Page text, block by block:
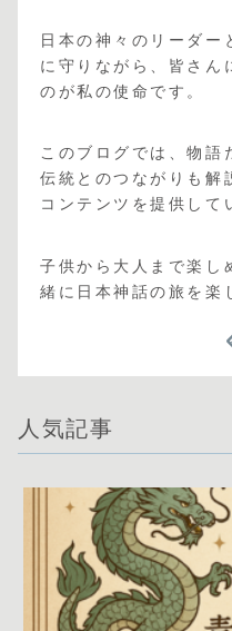
日本の神々のリーダー
に守りながら、皆さん
のが私の使命です。
このブログでは、物語
伝統とのつながりも解
コンテンツを提供して
子供から大人まで楽し
緒に日本神話の旅を楽
人気記事